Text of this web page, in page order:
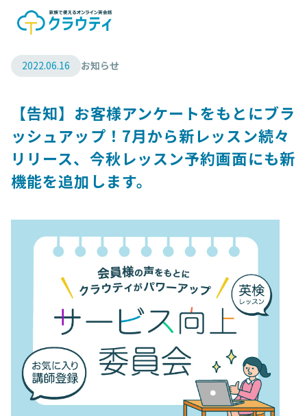
2022.06.16 お知らせ
【告知】お客様アンケートをもとにブラ
ッシュアップ！7月から新レッスン続々
リリース、今秋レッスン予約画面にも新
機能を追加します。